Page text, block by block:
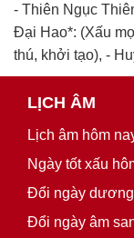
- Thiên Ngục
Đại Hao*: (Xấu
thú, khởi tạo), -
LỊCH ÂM
Lịch âm hôm
Ngày tốt xấu
Đổi ngày
Đổi ngày âm